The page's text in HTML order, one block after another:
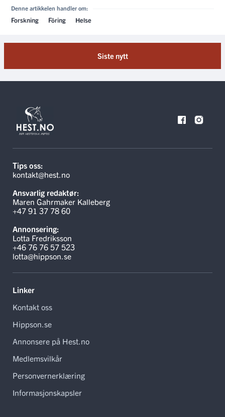
Denne artikkelen handler om:
Forskning Fôring Helse
Siste nytt
Tips oss:
kontakt@hest.no
Ansvarlig redaktør:
Maren Gahrmaker Kalleberg
+47 91 37 78 60
Annonsering:
Lotta Fredriksson
+46 76 76 57 523
lotta@hippson.se
Linker
Kontakt oss
Hippson.se
Annonsere på Hest.no
Medlemsvilkår
Personvernerklæring
Informasjonskapsler